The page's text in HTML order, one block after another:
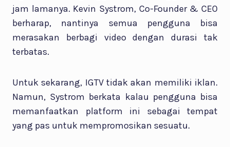
jam lamanya. Kevin Systrom, Co-Founder & CEO
berharap, nantinya semua pengguna bisa
merasakan berbagi video dengan durasi tak
terbatas.
Untuk sekarang, IGTV tidak akan memiliki iklan.
Namun, Systrom berkata kalau pengguna bisa
memanfaatkan platform ini sebagai tempat
yang pas untuk mempromosikan sesuatu.